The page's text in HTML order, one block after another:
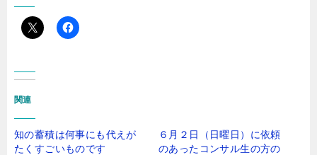
関連
知の蓄積は何事にも代えが
たくすごいものです
６月２日（日曜日）に依頼
のあったコンサル生の方の